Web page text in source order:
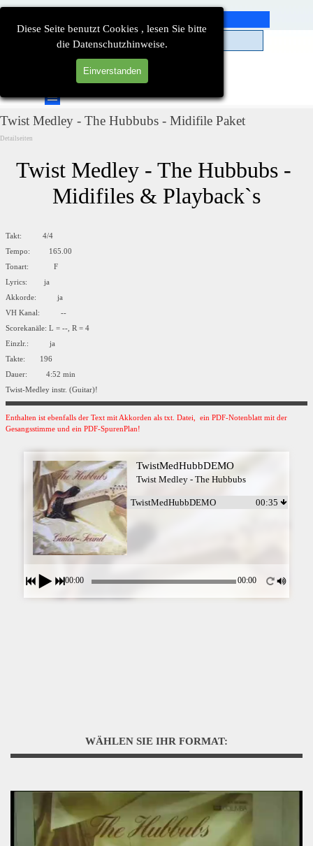
Diese Seite benutzt Cookies , lesen Sie bitte
die Datenschutzhinweise.
Einverstanden
Direkt zum Seiteninhalt
Menü überspringen
Twist Medley - The Hubbubs - Midifile Paket
Detailseiten
Twist Medley - The Hubbubs -
Midifiles & Playback`s
Takt: 4/4
Tempo: 165.00
Tonart: F
Lyrics: ja
Akkorde: ja
VH Kanal: --
Scorekanäle: L = --, R = 4
Einzlr.: ja
Takte: 196
Dauer: 4:52 min
Twist-Medley instr. (Guitar)!
Enthalten ist ebenfalls der Text mit Akkorden als txt. Datei, ein PDF-Notenblatt mit der
Gesangsstimme und ein PDF-SpurenPlan!
TwistMedHubbDEMO
Twist Medley - The Hubbubs
TwistMedHubbDEMO 00:35
00:00 00:00
WÄHLEN SIE IHR FORMAT: